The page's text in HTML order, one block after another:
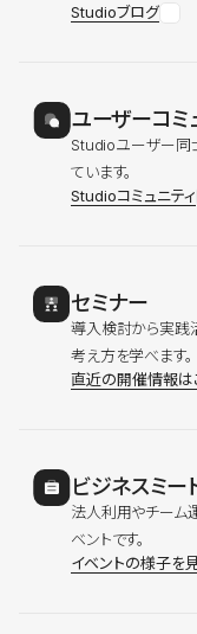
Studioブログ
ユーザーコミ
Studioユーザー同
ています。
Studioコミュニティ
セミナー
導入検討から実践
考え方を学べます。
直近の開催情報は
ビジネスミー
法人利用やチーム
ベントです。
イベントの様子を